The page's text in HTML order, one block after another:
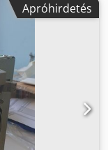
pornak ellenálló
nehéz
övcsipesszel
Pontosság: -
bizonyítvány,
gyors
leolvasás/perc) -
az ASTM
- Nagy
világos
Apróhirdetés